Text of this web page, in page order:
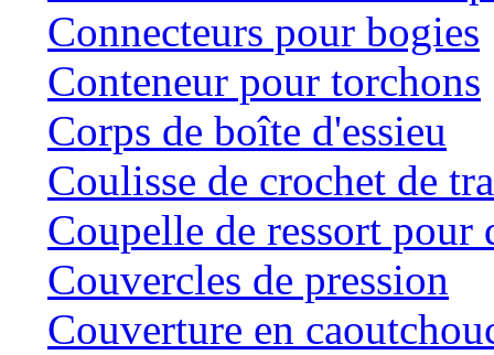
Connecteurs pour bogies
Conteneur pour torchons
Corps de boîte d'essieu
Coulisse de crochet de
Coupelle de ressort
Couvercles de pression
Couverture en